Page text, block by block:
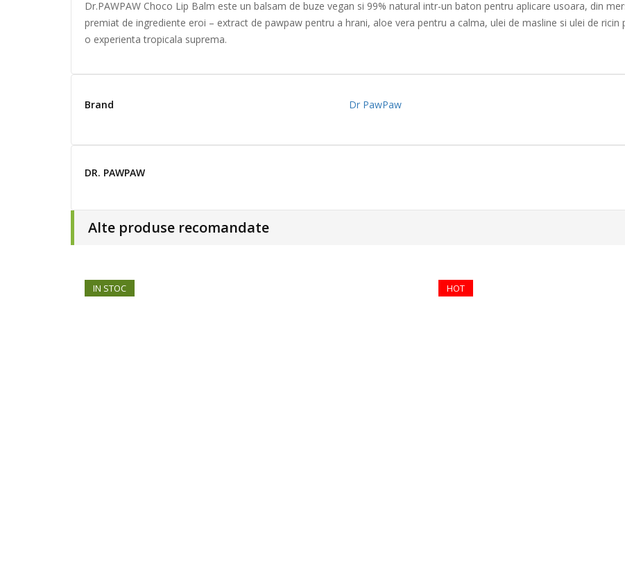
Dr.PAWPAW Choco Lip Balm este un balsam de buze vegan si 99% natural intr-un baton pentru aplicare usoara, din
premiat de ingrediente eroi – extract de pawpaw pentru a hrani, aloe vera pentru a calma, ulei de masline si ulei de
o experienta tropicala suprema.
Brand Dr PawPaw
DR. PAWPAW
Alte produse recomandate
HOT
IN STOC